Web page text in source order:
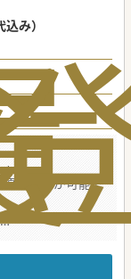
み）
す。
くことが可能で
寄り添った医療